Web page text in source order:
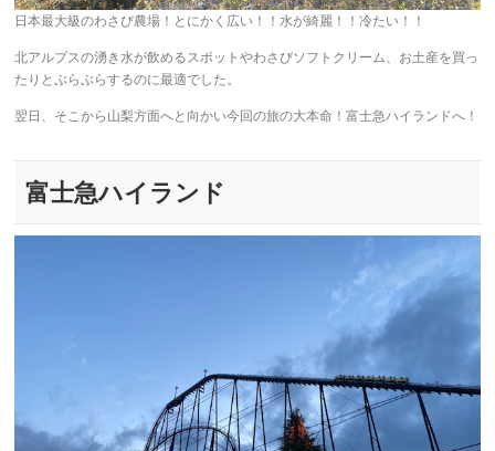
日本最大級のわさび農場！とにかく広い！！水が綺麗！！冷たい！！
北アルプスの湧き水が飲めるスポットやわさびソフトクリーム、お土産を買っ
たりとぶらぶらするのに最適でした。
翌日、そこから山梨方面へと向かい今回の旅の大本命！富士急ハイランドへ！
富士急ハイランド